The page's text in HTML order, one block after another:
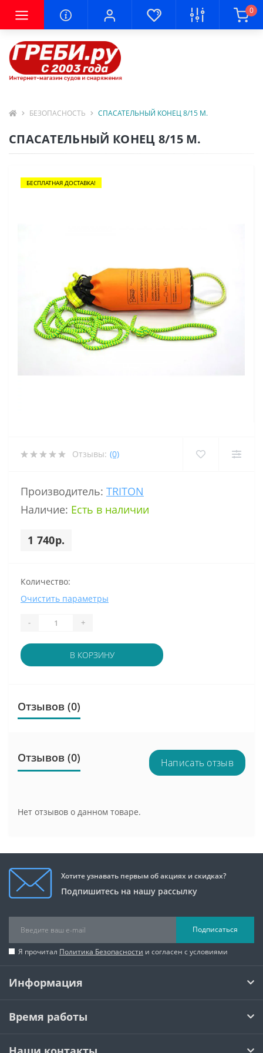
0
БЕЗОПАСНОСТЬ СПАСАТЕЛЬНЫЙ КОНЕЦ 8/15 М.
СПАСАТЕЛЬНЫЙ КОНЕЦ 8/15 М.
БЕСПЛАТНАЯ ДОСТАВКА!
Отзывы: (0)
Производитель: TRITON
Наличие: Есть в наличии
1 740р.
Количество:
Очистить параметры
- +
В КОРЗИНУ
Отзывов (0)
Отзывов (0) Написать отзыв
Нет отзывов о данном товаре.
Хотите узнавать первым об акциях и скидках?
Подпишитесь на нашу рассылку
Подписаться
Я прочитал Политика Безопасности и согласен с условиями
Информация
Время работы